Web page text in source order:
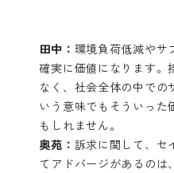
田中： 環境負荷低減やサ
確実に価値になります。
なく、社会全体の中での
いう意味でもそういっ
もしれません。
奥苑： 訴求に関して、セ
てアドバージがあるの